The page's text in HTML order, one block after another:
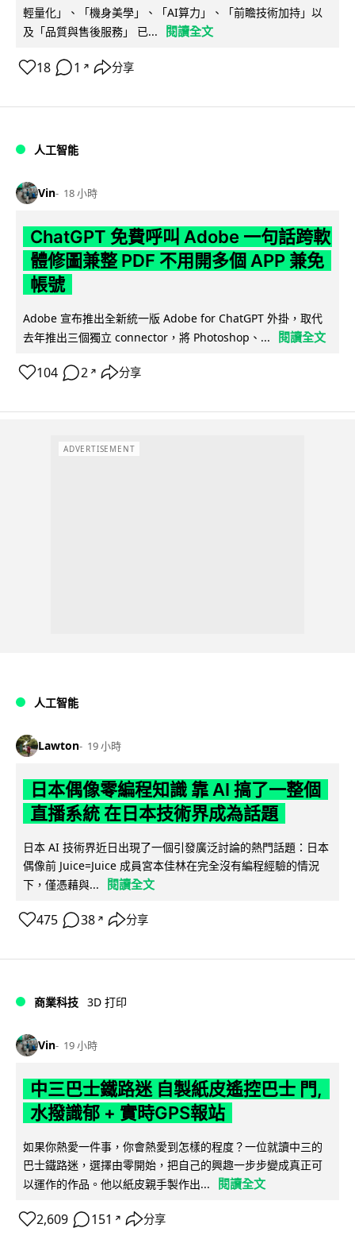
輕量化」、「機身美學」、「AI算力」、「前瞻技術加持」以
及「品質與售後服務」 已...
閱讀全文
18 1 ↗ 分享
人工智能
Vin 18 小時
ChatGPT 免費呼叫 Adobe 一句話跨軟
體修圖兼整 PDF 不用開多個 APP 兼免
帳號
Adobe 宣布推出全新統一版 Adobe for ChatGPT 外掛，取代
去年推出三個獨立 connector，將 Photoshop、...
閱讀全文
104 2 ↗ 分享
ADVERTISEMENT
人工智能
Lawton 19 小時
日本偶像零編程知識 靠 AI 搞了一整個
直播系統 在日本技術界成為話題
日本 AI 技術界近日出現了一個引發廣泛討論的熱門話題：日本
偶像前 Juice=Juice 成員宮本佳林在完全沒有編程經驗的情況
下，僅憑藉與...
閱讀全文
475 38 ↗ 分享
商業科技 3D 打印
Vin 19 小時
中三巴士鐵路迷 自製紙皮遙控巴士 門,
水撥識郁 + 實時GPS報站
如果你熱愛一件事，你會熱愛到怎樣的程度？一位就讀中三的
巴士鐵路迷，選擇由零開始，把自己的興趣一步步變成真正可
以運作的作品。他以紙皮親手製作出...
閱讀全文
2,609 151 ↗ 分享